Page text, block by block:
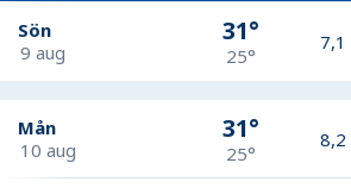
Sön
9 aug
31°
25°
7,1
Mån
10 aug
31°
25°
8,2